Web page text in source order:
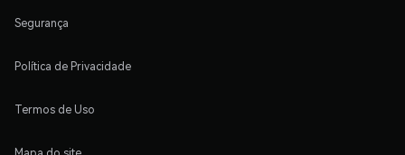
Segurança
Política de Privacidade
Termos de Uso